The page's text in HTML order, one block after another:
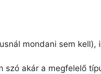
mondani sem
akár a megfelelő